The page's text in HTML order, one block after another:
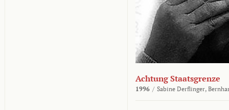
Achtung Staatsgrenze
1996 / Sabine Derflinger,